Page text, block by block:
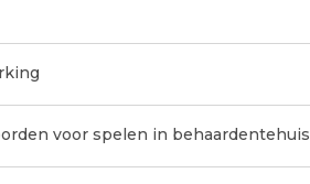
voor spelen in behaardentehuis